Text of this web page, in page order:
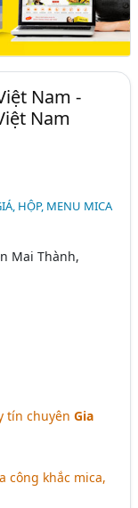
Nam -
Nam
HỘP, MENU MICA
Mai Thành,
tín chuyênGia
công khắc mica,